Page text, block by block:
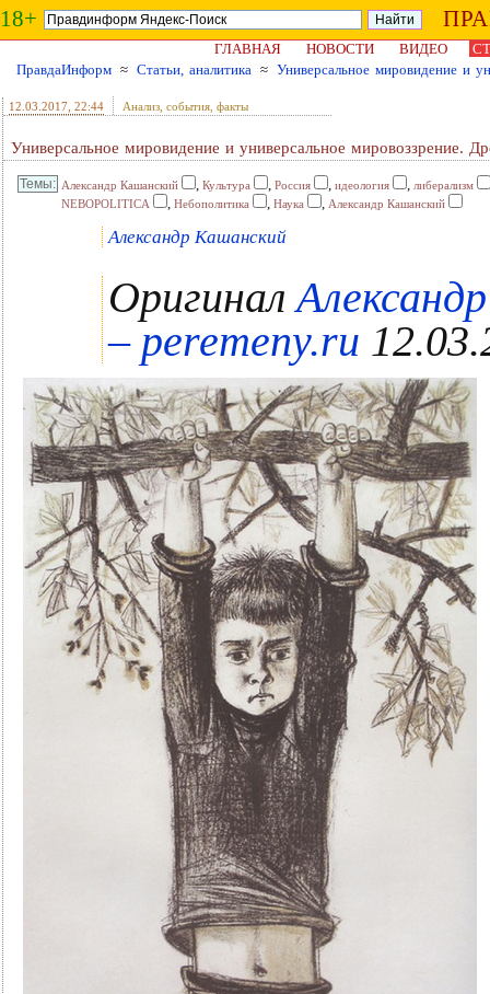
18+
ГЛАВНАЯ НОВОСТИ ВИДЕО
ПравдаИнформ ≈ Статьи, аналитика ≈ Универсальное мировидение и
12.03.2017 , 22:44 Анализ, события, факты
Универсальное мировидение и универсальное мировоззрение.
Александр Кашанский , Культура , Россия , идеология , либерализм
NEBOPOLITICA
, Небополитика , Наука , Александр Кашанский
Александр Кашанский
Оригинал
– peremeny.ru